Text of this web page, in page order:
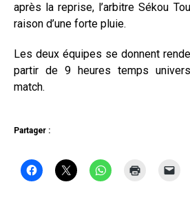
après la reprise, l’arbitre Sékou
raison d’une forte pluie.
Les deux équipes se donnent
partir de 9 heures temps
match.
Partager :